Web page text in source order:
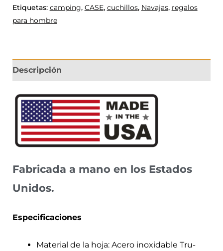
Etiquetas: camping, CASE, cuchillos, Navajas, regalos
para hombre
Descripción
Fabricada a mano en los Estados
Unidos.
Especificaciones
Material de la hoja: Acero inoxidable Tru-